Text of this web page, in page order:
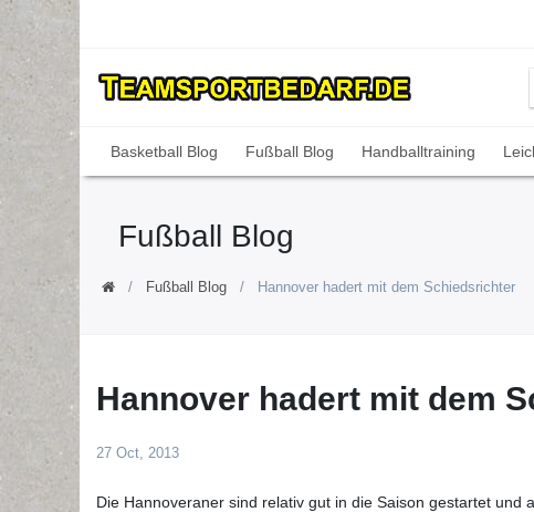
Basketball Blog Fußball Blog Handballtraining
Fußball Blog
Fußball Blog Hannover hadert mit dem Schiedsrichter
Hannover hadert mit dem
27 Oct, 2013
Die Hannoveraner sind relativ gut in die Saison gestartet